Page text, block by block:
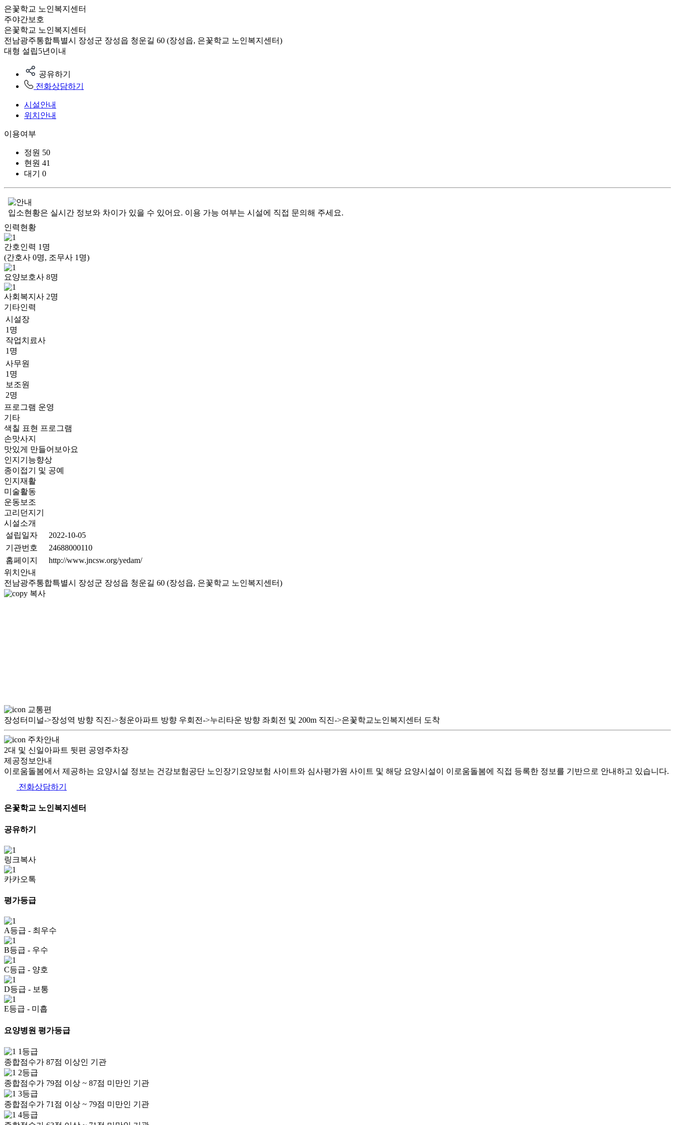
은꽃학교 노인복지센터
주야간보호
은꽃학교 노인복지센터
전남광주통합특별시 장성군 장성읍 청운길 60 (장성읍, 은꽃학교 노인복지센터)
대형 설립5년이내
공유하기
전화상담하기
시설안내
위치안내
이용여부
정원 50
현원 41
대기
0
입소현황은 실시간 정보와 차이가 있을 수 있어요. 이용 가능 여부는 시설에 직접 문의해 주세요.
인력현황
간호인력 1 명
(간호사 0명, 조무사 1명)
요양보호사 8명
사회복지사 2명
기타인력
시설장
1명
작업치료사
1명
사무원
1명
보조원
2명
프로그램 운영
기타
색칠 표현 프로그램
손맛사지
맛있게 만들어보아요
인지기능향상
종이접기 및 공예
인지재활
미술활동
운동보조
고리던지기
시설소개
설립일자
2022-10-05
기관번호
24688000110
홈페이지
http://www.jncsw.org/yedam/
위치안내
전남광주통합특별시 장성군 장성읍 청운길 60 (장성읍, 은꽃학교 노인복지센터)
복사
교통편
장성터미널->장성역 방향 직진->청운아파트 방향 우회전->누리타운 방향 좌회전 및 200m 직진->은꽃학교노인복지센터 도착
주차안내
2대 및 신일아파트 뒷편 공영주차장
제공정보안내
이로움돌봄에서 제공하는 요양시설 정보는 건강보험공단 노인장기요양보험 사이트와 심사평가원 사이트 및 해당 요양시설이 이로움돌봄에 직접 등록한 정보를 기반으로 안내하고 있습니다.
전화상담하기
은꽃학교 노인복지센터
공유하기
링크복사
카카오톡
평가등급
A등급 - 최우수
B등급 - 우수
C등급 - 양호
D등급 - 보통
E등급 - 미흡
요양병원 평가등급
1등급
종합점수가 87점 이상인 기관
2등급
종합점수가 79점 이상 ~ 87점 미만인 기관
3등급
종합점수가 71점 이상 ~ 79점 미만인 기관
4등급